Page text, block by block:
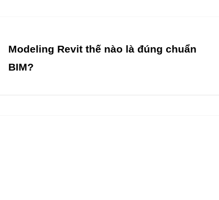
Modeling Revit thế nào là đúng chuẩn
BIM?